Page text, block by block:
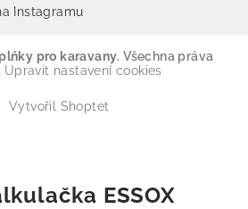
Instagramu
pro karavany. Všechna práva
Upravit nastavení cookies
Vytvořil Shoptet
ESSOX